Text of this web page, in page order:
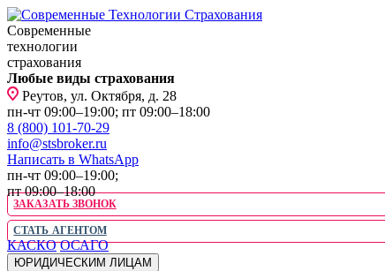
Современные
технологии
страхования
Любые виды страхования
Реутов, ул. Октября, д. 28
пн-чт 09:00–19:00; пт 09:00–18:00
8 (800) 101-70-29
info@stsbroker.ru
Написать в WhatsApp
пн-чт 09:00–19:00;
пт 09:00–18:00
ЗАКАЗАТЬ ЗВОНОК
СТАТЬ АГЕНТОМ
КАСКО ОСАГО
ЮРИДИЧЕСКИМ ЛИЦАМ